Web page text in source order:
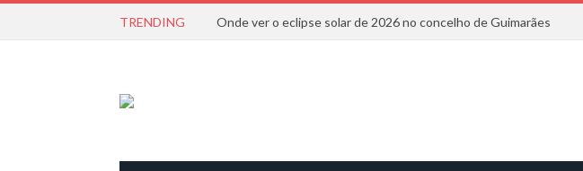
TRENDING Onde ver o eclipse solar de 2026 no concelho de Guimarães